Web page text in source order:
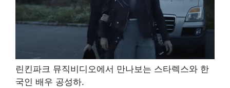
린킨파크 뮤직비디오에서 만나보는 스타렉스와 한
국인 배우 공성하.